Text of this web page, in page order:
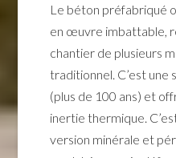
Le béton préfabriqué
en œuvre imbattable,
chantier de plusieurs
traditionnel. C’est une
(plus de 100 ans) et
inertie thermique.
version minérale et